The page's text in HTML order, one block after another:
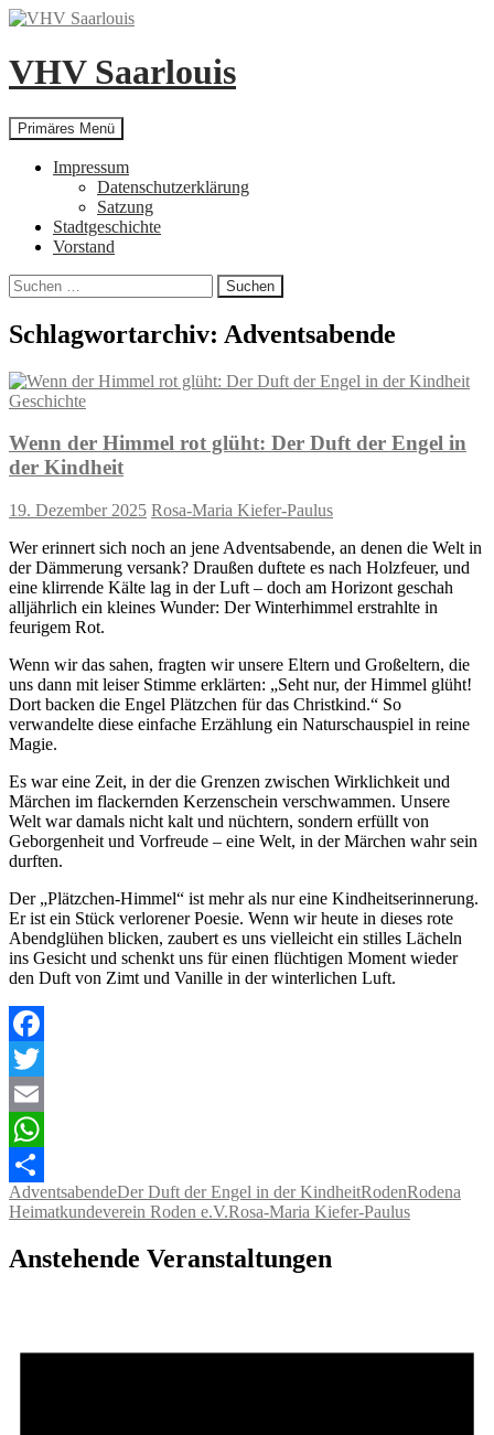
Zum
springen
VHV Saarlouis
Suchen
Primäres Menü
Impressum
Datenschutzerklärung
Satzung
Stadtgeschichte
Vorstand
Suchen
nach:
Schlagwortarchiv: Adventsabende
Geschichte
Wenn der Himmel rot glüht: Der Duft der Engel in
der Kindheit
19. Dezember 2025 Rosa-Maria Kiefer-Paulus
Wer erinnert sich noch an jene Adventsabende, an denen die Welt in
der Dämmerung versank? Draußen duftete es nach Holzfeuer, und
eine klirrende Kälte lag in der Luft – doch am Horizont geschah
alljährlich ein kleines Wunder: Der Winterhimmel erstrahlte in
feurigem Rot.
Wenn wir das sahen, fragten wir unsere Eltern und Großeltern, die
uns dann mit leiser Stimme erklärten: „Seht nur, der Himmel glüht!
Dort backen die Engel Plätzchen für das Christkind.“ So
verwandelte diese einfache Erzählung ein Naturschauspiel in reine
Magie.
Es war eine Zeit, in der die Grenzen zwischen Wirklichkeit und
Märchen im flackernden Kerzenschein verschwammen. Unsere
Welt war damals nicht kalt und nüchtern, sondern erfüllt von
Geborgenheit und Vorfreude – eine Welt, in der Märchen wahr sein
durften.
Der „Plätzchen-Himmel“ ist mehr als nur eine Kindheitserinnerung.
Er ist ein Stück verlorener Poesie. Wenn wir heute in dieses rote
Abendglühen blicken, zaubert es uns vielleicht ein stilles Lächeln
ins Gesicht und schenkt uns für einen flüchtigen Moment wieder
den Duft von Zimt und Vanille in der winterlichen Luft.
Facebook
Twitter
Email
WhatsApp
Teilen
AdventsabendeDer Duft der Engel in der KindheitRodenRodena
Heimatkundeverein Roden e.V.Rosa-Maria Kiefer-Paulus
Anstehende Veranstaltungen